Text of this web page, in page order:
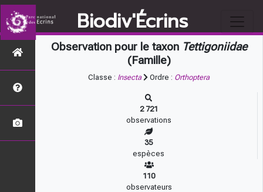
Biodiv'Écrins
Observation pour le taxon Tettigoniidae
(Famille)
Classe : Insecta Ordre : Orthoptera
2 721
observations
35
espèces
110
observateurs